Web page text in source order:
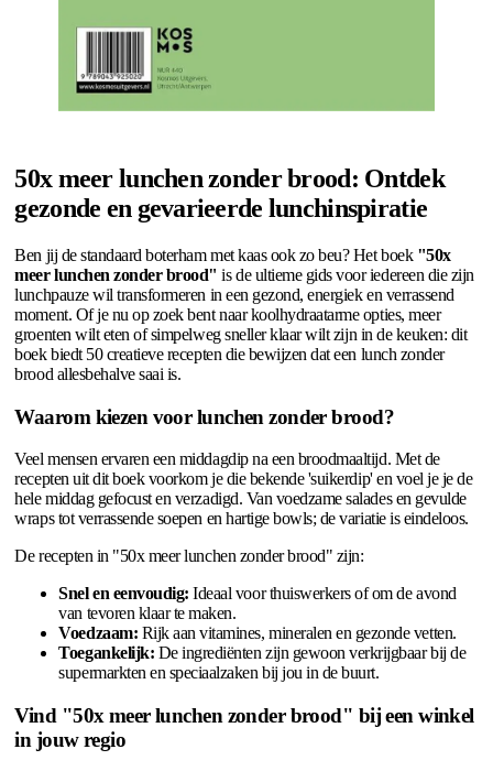
50x meer lunchen zonder brood: Ontdek
gezonde en gevarieerde lunchinspiratie
Ben jij de standaard boterham met kaas ook zo beu? Het boek "50x
meer lunchen zonder brood" is de ultieme gids voor iedereen die zijn
lunchpauze wil transformeren in een gezond, energiek en verrassend
moment. Of je nu op zoek bent naar koolhydraatarme opties, meer
groenten wilt eten of simpelweg sneller klaar wilt zijn in de keuken: dit
boek biedt 50 creatieve recepten die bewijzen dat een lunch zonder
brood allesbehalve saai is.
Waarom kiezen voor lunchen zonder brood?
Veel mensen ervaren een middagdip na een broodmaaltijd. Met de
recepten uit dit boek voorkom je die bekende 'suikerdip' en voel je je de
hele middag gefocust en verzadigd. Van voedzame salades en gevulde
wraps tot verrassende soepen en hartige bowls; de variatie is eindeloos.
De recepten in "50x meer lunchen zonder brood" zijn:
Snel en eenvoudig: Ideaal voor thuiswerkers of om de avond
van tevoren klaar te maken.
Voedzaam: Rijk aan vitamines, mineralen en gezonde vetten.
Toegankelijk: De ingrediënten zijn gewoon verkrijgbaar bij de
supermarkten en speciaalzaken bij jou in de buurt.
Vind "50x meer lunchen zonder brood" bij een winkel
in jouw regio